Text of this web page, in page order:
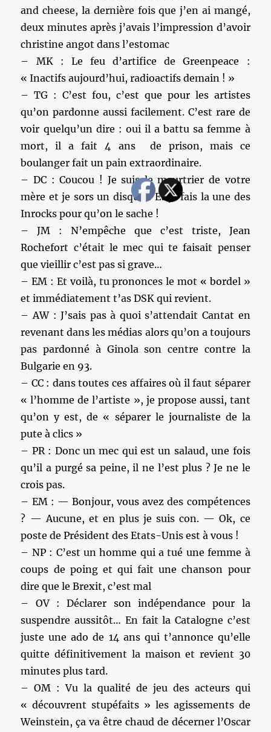
and cheese, la dernière fois que j’en ai mangé,
deux minutes après j’avais l’impression d’avoir
christine angot dans l’estomac
– MK : Le feu d’artifice de Greenpeace :
« Inactifs aujourd’hui, radioactifs demain ! »
– TG : C’est fou, c’est que pour les artistes
qu’on pardonne aussi facilement. C’est rare de
voir quelqu’un dire : oui il a battu sa femme à
mort, il a fait 4 ans de prison, mais ce
boulanger fait un pain extraordinaire.
– DC : Coucou ! Je suis le meurtrier de votre
mère et je sors un disque ! Et je fais la une des
Inrocks pour qu’on le sache !
– JM : N’empêche que c’est triste, Jean
Rochefort c’était le mec qui te faisait penser
que vieillir c’est pas si grave…
– EM : Et voilà, tu prononces le mot « bordel »
et immédiatement t’as DSK qui revient.
– AW : J’sais pas à quoi s’attendait Cantat en
revenant dans les médias alors qu’on a toujours
pas pardonné à Ginola son centre contre la
Bulgarie en 93.
– CC : dans toutes ces affaires où il faut séparer
« l’homme de l’artiste », je propose aussi, tant
qu’on y est, de « séparer le journaliste de la
pute à clics »
– PR : Donc un mec qui est un salaud, une fois
qu’il a purgé sa peine, il ne l’est plus ? Je ne le
crois pas.
– EM : — Bonjour, vous avez des compétences
? — Aucune, et en plus je suis con. — Ok, ce
poste de Président des Etats-Unis est à vous !
– NP : C’est un homme qui a tué une femme à
coups de poing et qui fait une chanson pour
dire que le Brexit, c’est mal
– OV : Déclarer son indépendance pour la
suspendre aussitôt… En fait la Catalogne c’est
juste une ado de 14 ans qui t’annonce qu’elle
quitte définitivement la maison et revient 30
minutes plus tard.
– OM : Vu la qualité de jeu des acteurs qui
« découvrent stupéfaits » les agissements de
Weinstein, ça va être chaud de décerner l’Oscar